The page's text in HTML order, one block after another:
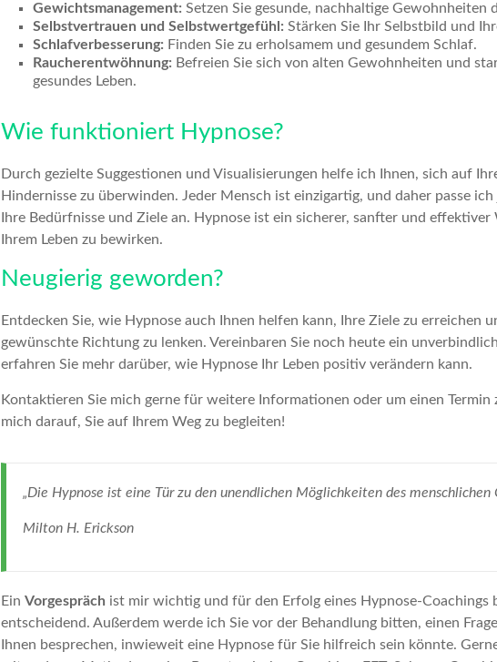
Gewichtsmanagement: Setzen Sie gesunde, nachhaltige Gewohnheiten
Selbstvertrauen und Selbstwertgefühl: Stärken Sie Ihr Selbstbild und
Schlafverbesserung: Finden Sie zu erholsamem und gesundem Schlaf.
Raucherentwöhnung: Befreien Sie sich von alten Gewohnheiten und
gesundes Leben.
Wie funktioniert Hypnose?
Durch gezielte Suggestionen und Visualisierungen helfe ich Ihnen, sich auf
Hindernisse zu überwinden. Jeder Mensch ist einzigartig, und daher passe
Ihre Bedürfnisse und Ziele an. Hypnose ist ein sicherer, sanfter und effektiver
Ihrem Leben zu bewirken.
Neugierig geworden?
Entdecken Sie, wie Hypnose auch Ihnen helfen kann, Ihre Ziele zu erreichen
gewünschte Richtung zu lenken. Vereinbaren Sie noch heute ein
erfahren Sie mehr darüber, wie Hypnose Ihr Leben positiv verändern kann.
Kontaktieren Sie mich gerne für weitere Informationen oder um einen Termin
mich darauf, Sie auf Ihrem Weg zu begleiten!
„Die Hypnose ist eine Tür zu den unendlichen Möglichkeiten des menschlichen
Milton H. Erickson
Ein Vorgespräch ist mir wichtig und für den Erfolg eines Hypnose-Coachings
entscheidend. Außerdem werde ich Sie vor der Behandlung bitten, einen
Ihnen besprechen, inwieweit eine Hypnose für Sie hilfreich sein könnte.